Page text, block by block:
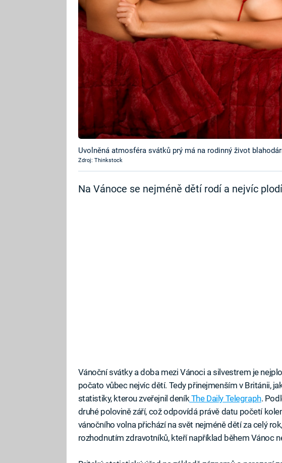
Uvolněná atmosféra svátků prý má na rodinný život
Zdroj: Thinkstock
Na Vánoce se nejméně dětí rodí a nejvíc
Vánoční svátky a doba mezi Vánoci a silvestrem je
počato vůbec nejvíc dětí. Tedy přinejmenším v Británii,
statistiky, kterou zveřejnil deník The Daily Telegraph.
druhé polovině září, což odpovídá právě datu početí
vánočního volna přichází na svět nejméně dětí za celý
rozhodnutím zdravotníků, kteří například během Vánoc